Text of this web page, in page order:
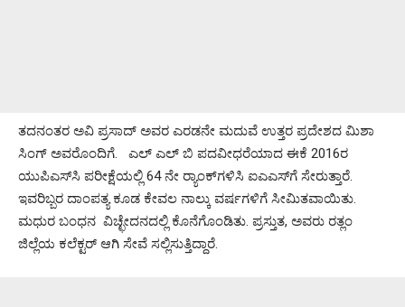
ತದನಂತರ ಅವಿ ಪ್ರಸಾದ್ ಅವರ ಎರಡನೇ ಮದುವೆ ಉತ್ತರ ಪ್ರದೇಶದ ಮಿಶಾ
ಸಿಂಗ್ ಅವರೊಂದಿಗೆ. ಎಲ್ ಎಲ್ ಬಿ ಪದವೀಧರೆಯಾದ ಈಕೆ 2016ರ
ಯುಪಿಎಸ್‌ಸಿ ಪರೀಕ್ಷೆಯಲ್ಲಿ 64 ನೇ ರ‍್ಯಾಂಕ್‌ಗಳಿಸಿ ಐಎಎಸ್‌ಗೆ ಸೇರುತ್ತಾರೆ.
ಇವರಿಬ್ಬರ ದಾಂಪತ್ಯ ಕೂಡ ಕೇವಲ ನಾಲ್ಕು ವರ್ಷಗಳಿಗೆ ಸೀಮಿತವಾಯಿತು.
ಮಧುರ ಬಂಧನ ವಿಚ್ಛೇದನದಲ್ಲಿ ಕೊನೆಗೊಂಡಿತು. ಪ್ರಸ್ತುತ, ಅವರು ರತ್ಲಂ
ಜಿಲ್ಲೆಯ ಕಲೆಕ್ಟರ್ ಆಗಿ ಸೇವೆ ಸಲ್ಲಿಸುತ್ತಿದ್ದಾರೆ.